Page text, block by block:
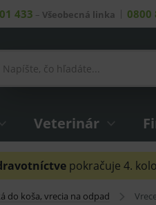
433 – Všeobecná linka 0800
Veterinár
pokračuje 4.
do koša, vrecia na odpad